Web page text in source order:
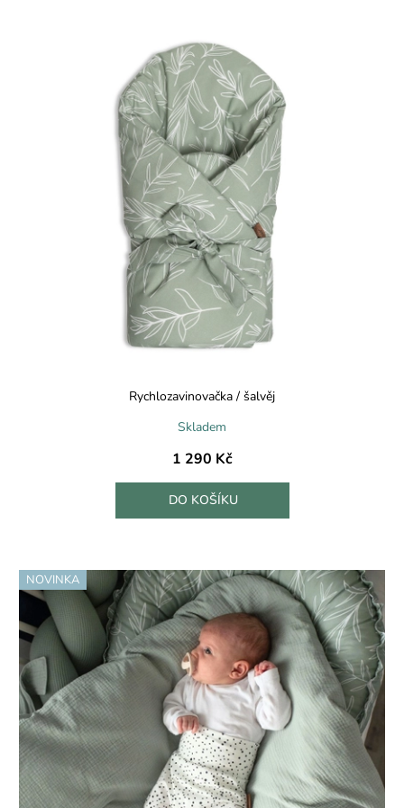
Rychlozavinovačka / šalvěj
Skladem
1 290 Kč
DO KOŠÍKU
NOVINKA